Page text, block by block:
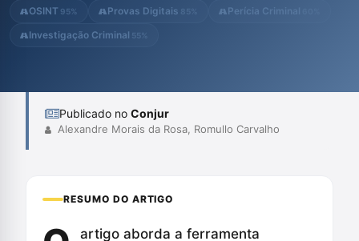
OSINT 95% Provas Digitais Perícia Criminal
Investigação Criminal 55%
Publicado no Conjur
Alexandre Morais da Rosa, Romullo Carvalho
RESUMO DO ARTIGO
artigo aborda a ferramenta